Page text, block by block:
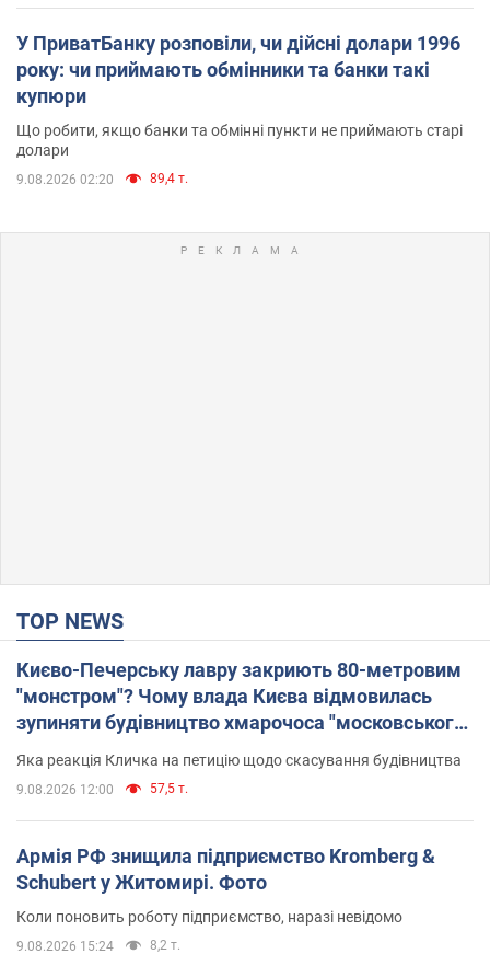
У ПриватБанку розповіли, чи дійсні долари 1996
року: чи приймають обмінники та банки такі
купюри
Що робити, якщо банки та обмінні пункти не приймають старі
долари
9.08.2026 02:20 89,4 т.
TOP NEWS
Києво-Печерську лавру закриють 80-метровим
"монстром"? Чому влада Києва відмовилась
зупиняти будівництво хмарочоса "московського
вірянина"
Яка реакція Кличка на петицію щодо скасування будівництва
9.08.2026 12:00 57,5 т.
Армія РФ знищила підприємство Kromberg &
Schubert у Житомирі. Фото
Коли поновить роботу підприємство, наразі невідомо
9.08.2026 15:24 8,2 т.